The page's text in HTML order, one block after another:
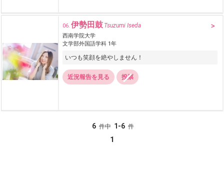
06. 伊勢田鼓 Tsuzumi Iseda
西南学院大学
文学部外国語学科 1年
いつも笑顔を絶やしません！
近況報告を見る 投票
6 件中 1-6 件
1